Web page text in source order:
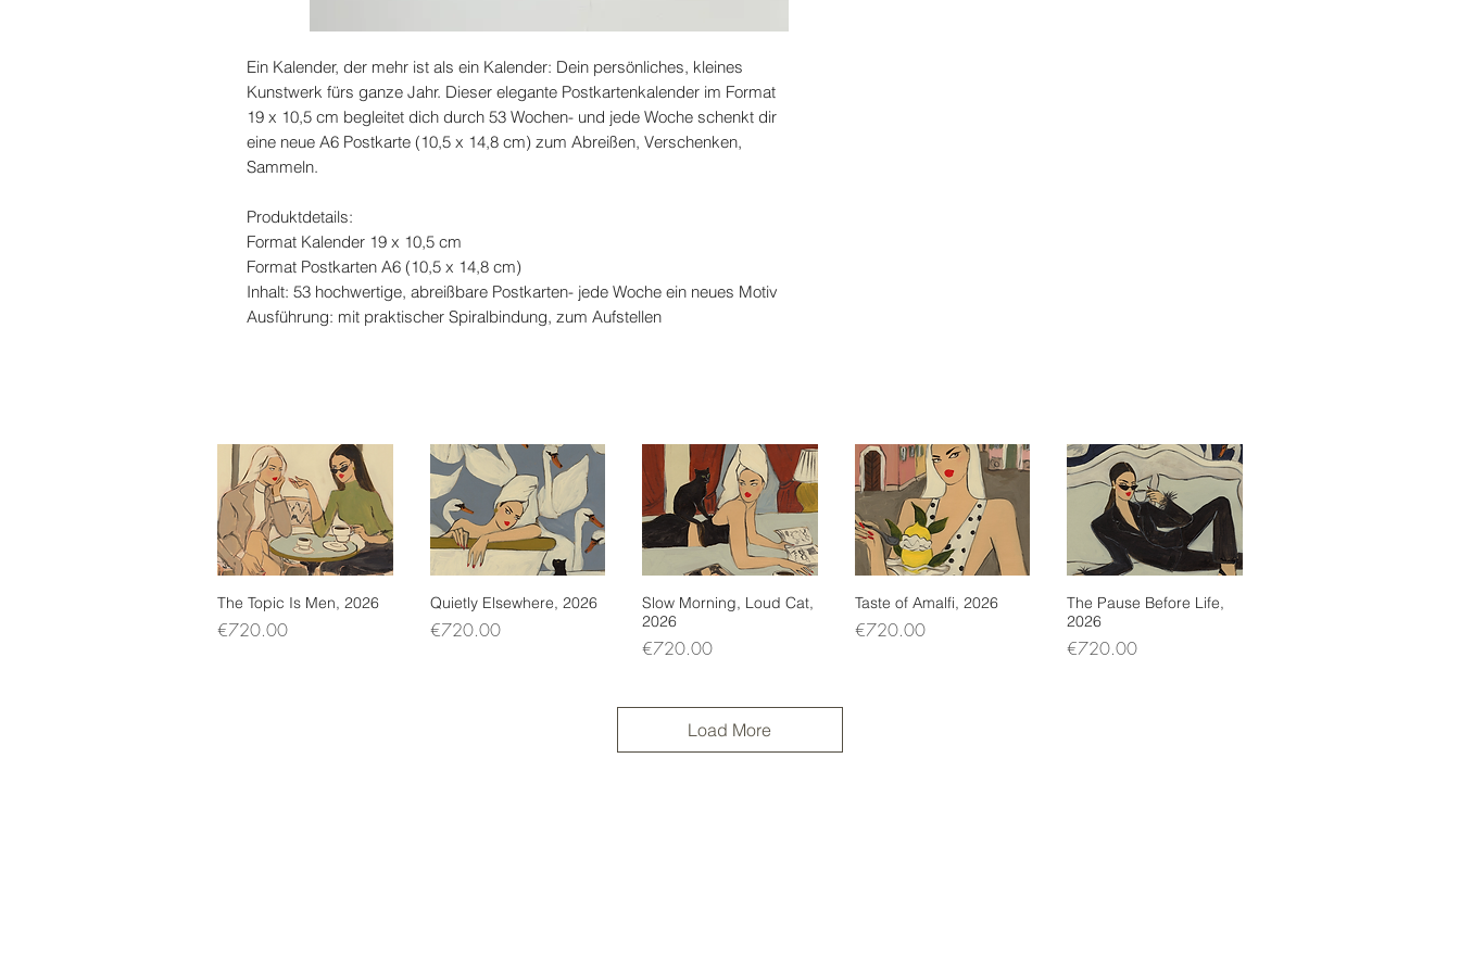
Ein Kalender, der mehr ist als ein Kalender: Dein persönliches, kleines
Kunstwerk fürs ganze Jahr. Dieser elegante Postkartenkalender im Format
19 x 10,5 cm begleitet dich durch 53 Wochen- und jede Woche schenkt dir
eine neue A6 Postkarte (10,5 x 14,8 cm) zum Abreißen, Verschenken,
Sammeln.
Produktdetails:
Format Kalender 19 x 10,5 cm
Format Postkarten A6 (10,5 x 14,8 cm)
Inhalt: 53 hochwertige, abreißbare Postkarten- jede Woche ein neues Motiv
Ausführung: mit praktischer Spiralbindung, zum Aufstellen
Quick View
The Topic Is Men, 2026
Price
€720.00
Quick View
Quietly Elsewhere, 2026
Price
€720.00
Quick View
Slow Morning, Loud Cat,
2026
Price
€720.00
Quick View
Taste of Amalfi, 2026
Price
€720.00
Quick View
The Pause Before Life,
2026
Price
€720.00
Load More